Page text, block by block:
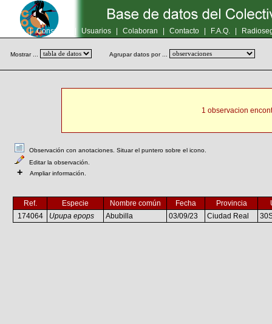
Inicio | Consultas Usuarios Colaboran Contacto F.A.Q.
Mostrar ... Agrupar datos por ...
1 observacion
Observación con anotaciones. Situar el puntero sobre el icono.
Editar la observación.
+ Ampliar información.
Ref. Especie Nombre común Fecha Provincia
174064
Upupa epops Abubilla 03/09/23 Ciudad Real